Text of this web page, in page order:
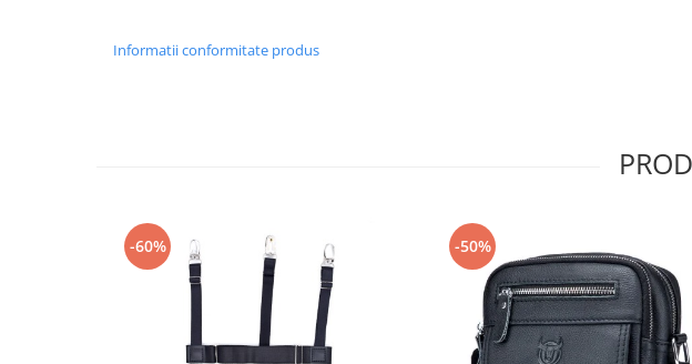
Informatii conformitate produs
-60% -50%